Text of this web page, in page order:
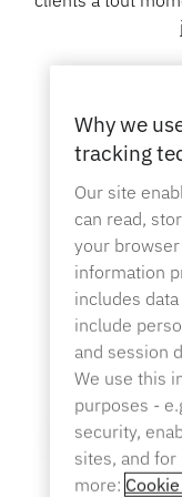
Constructeurs
Banque
L'éducation
Why we
tracking
Our site
can read,
your
information
includes
include
and session
We use this
purposes -
security,
sites, and for
more: